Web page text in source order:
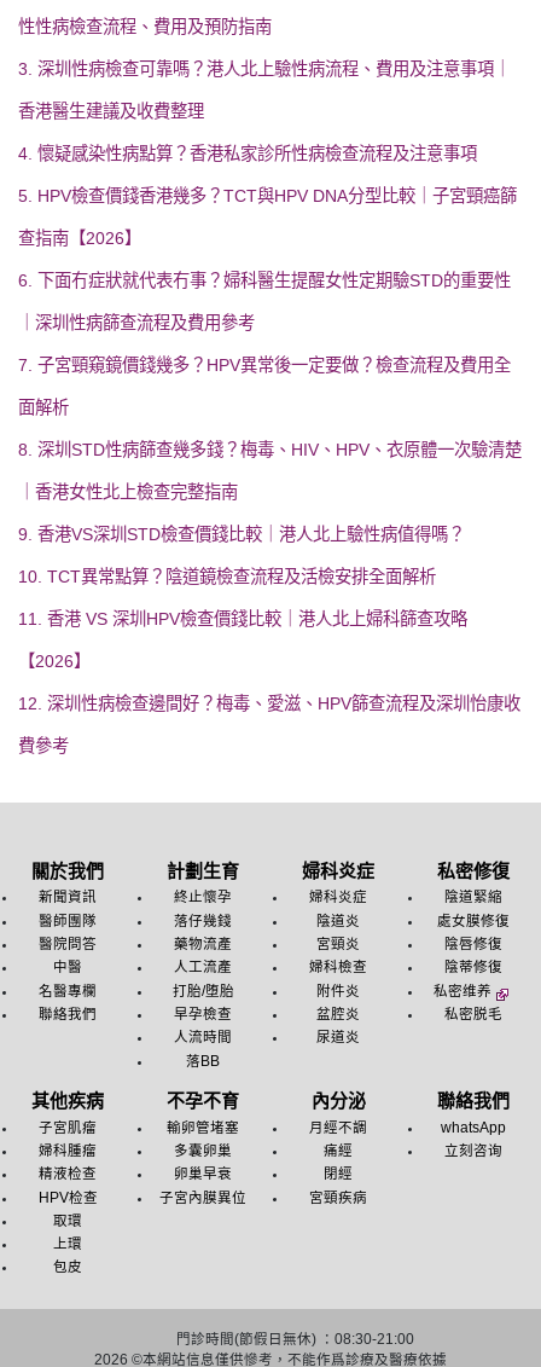
性性病檢查流程、費用及預防指南
3. 深圳性病檢查可靠嗎？港人北上驗性病流程、費用及注意事項｜
香港醫生建議及收費整理
4. 懷疑感染性病點算？香港私家診所性病檢查流程及注意事項
5. HPV檢查價錢香港幾多？TCT與HPV DNA分型比較｜子宮頸癌篩
查指南【2026】
6. 下面冇症狀就代表冇事？婦科醫生提醒女性定期驗STD的重要性
｜深圳性病篩查流程及費用參考
7. 子宮頸窺鏡價錢幾多？HPV異常後一定要做？檢查流程及費用全
面解析
8. 深圳STD性病篩查幾多錢？梅毒、HIV、HPV、衣原體一次驗清楚
｜香港女性北上檢查完整指南
9. 香港VS深圳STD檢查價錢比較｜港人北上驗性病值得嗎？
10. TCT異常點算？陰道鏡檢查流程及活檢安排全面解析
11. 香港 VS 深圳HPV檢查價錢比較｜港人北上婦科篩查攻略
【2026】
12. 深圳性病檢查邊間好？梅毒、愛滋、HPV篩查流程及深圳怡康收
費參考
關於我們
新聞資訊
醫師團隊
醫院問答
中醫
名醫專欄
聯絡我們
計劃生育
終止懷孕
落仔幾錢
藥物流產
人工流產
打胎/堕胎
早孕檢查
人流時間
落BB
婦科炎症
婦科炎症
陰道炎
宮頸炎
婦科檢查
附件炎
盆腔炎
尿道炎
私密修復
陰道緊縮
處女膜修復
陰唇修復
陰蒂修復
私密维养
私密脱毛
其他疾病
子宮肌瘤
婦科腫瘤
精液检查
HPV检查
取環
上環
包皮
不孕不育
輸卵管堵塞
多囊卵巢
卵巢早衰
子宮內膜異位
內分泌
月經不調
痛經
閉經
宮頸疾病
聯絡我們
whatsApp
立刻咨询
2026 ©
門診時間(節假日無休) ：08:30-21:00
本網站信息僅供慘考，不能作爲診療及醫療依據